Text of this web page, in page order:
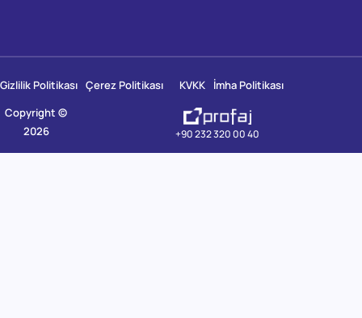
Copyright ©
2026
+90 232 320 00 40
Gizlilik Politikası Çerez Politikası KVKK İmha Politikası